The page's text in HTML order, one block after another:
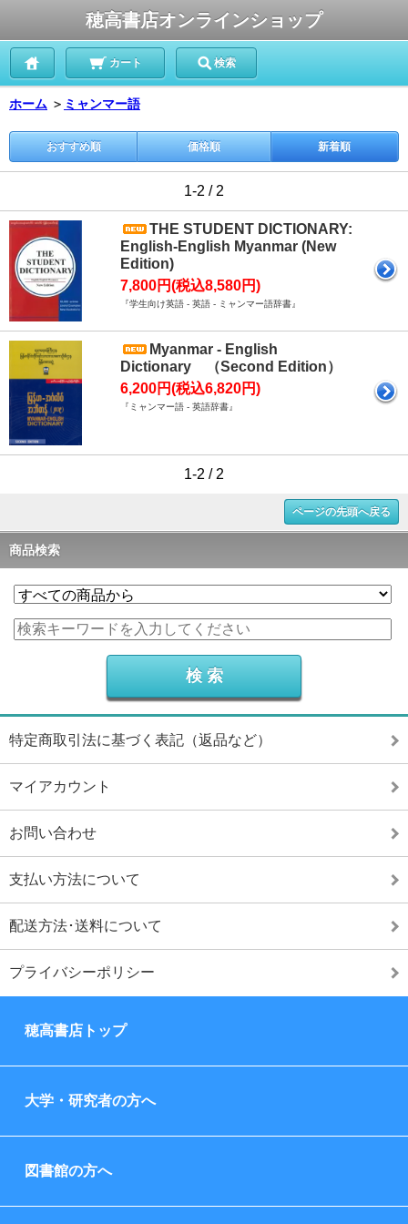
穂高書店オンラインショップ
カート 検索
ホーム ＞ ミャンマー語
おすすめ順 価格順 新着順
1-2 / 2
THE STUDENT DICTIONARY:
English-English Myanmar (New
Edition)
7,800円(税込8,580円)
『学生向け英語 - 英語 - ミャンマー語辞書』
Myanmar - English
Dictionary （Second Edition）
6,200円(税込6,820円)
『ミャンマー語 - 英語辞書』
1-2 / 2
ページの先頭へ戻る
商品検索
特定商取引法に基づく表記（返品など）
マイアカウント
お問い合わせ
支払い方法について
配送方法･送料について
プライバシーポリシー
穂高書店トップ
大学・研究者の方へ
図書館の方へ